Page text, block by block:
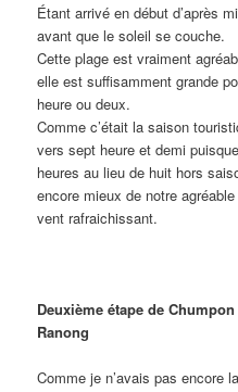
Étant arrivé en début d’après
avant que le soleil se couche.
Cette plage est vraiment
elle est suffisamment grande
heure ou deux.
Comme c’était la saison
vers sept heure et demi
heures au lieu de huit hors
encore mieux de notre
vent rafraichissant.
Deuxième étape de
Ranong
Comme je n’avais pas encore